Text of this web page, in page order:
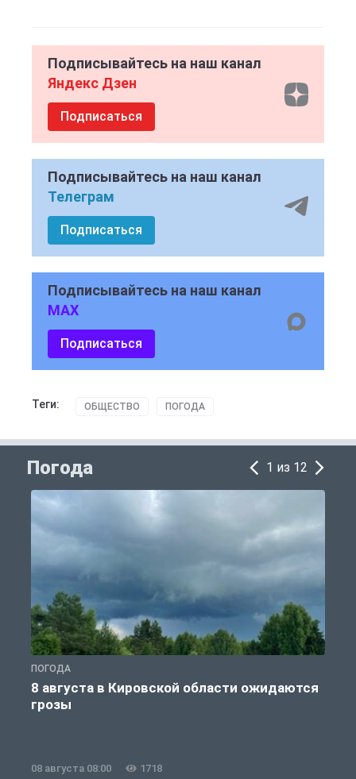
Подписывайтесь на наш канал
Яндекс Дзен
Подписаться
Подписывайтесь на наш канал
Телеграм
Подписаться
Подписывайтесь на наш канал
MAX
Подписаться
Теги: ОБЩЕСТВО ПОГОДА
Погода 1 из 12
ПОГОДА
8 августа в Кировской области ожидаются
грозы
08 августа 08:00 1718